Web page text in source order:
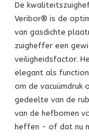
De
Veribor® is de
van gasdichte
zuigheffer een
veiligheidsfactor.
elegant als
om de
gedeelte van de
van de hefbomen
heffen - of dat nu